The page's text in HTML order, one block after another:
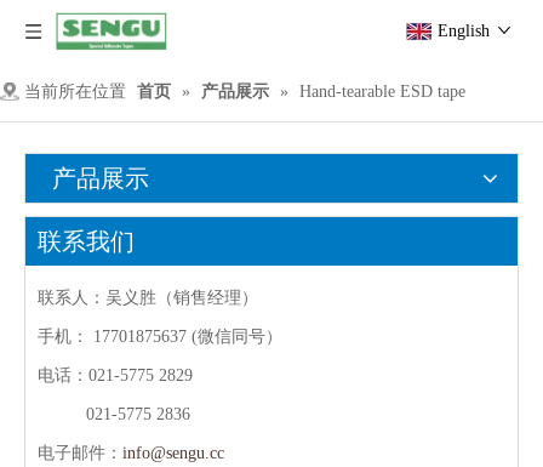
English
当前所在位置 首页 » 产品展示 » Hand-tearable ESD tape
产品展示
联系我们
联系人：吴义胜（销售经理）
手机： 17701875637 (微信同号）
电话：021-5775 2829
021-5775 2836
电子邮件： info@sengu.cc